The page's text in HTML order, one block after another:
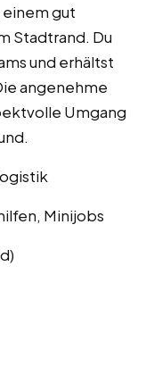
gut
Stadtrand. Du
und erhältst
angenehme
Umgang
Minijobs